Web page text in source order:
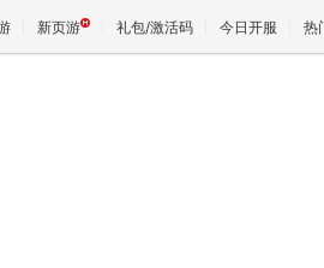
新页游 礼包/激活码 今日开服 热